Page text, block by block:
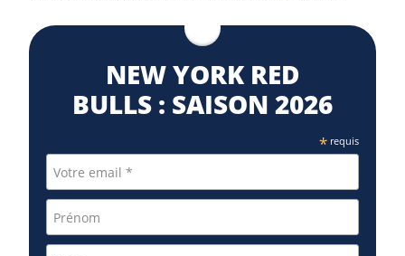
NEW YORK RED
BULLS : SAISON 2026
*requis